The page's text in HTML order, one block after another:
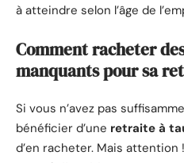
à atteindre selon l’âge de
Comment racheter
manquants pour sa
Si vous n’avez pas
bénéficier d’une retraite à
d’en racheter. Mais